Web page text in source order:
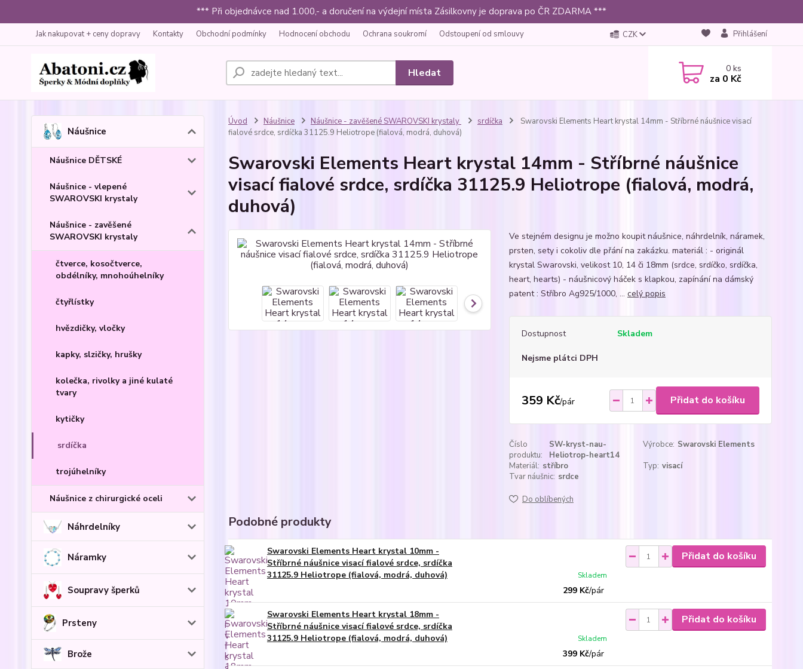
*** Při objednávce nad 1.000,- a doručení na výdejní místa Zásilkovny je doprava po ČR ZDARMA ***
Jak nakupovat + ceny dopravy Kontakty Obchodní podmínky Hodnocení obchodu Ochrana soukromí Odstoupení od smlouvy CZK Přihlášení
Hledat 0ks
za 0 Kč
Náušnice
Náušnice DĚTSKÉ
Náušnice - vlepené
SWAROVSKI krystaly
Náušnice - zavěšené
SWAROVSKI krystaly
čtverce, kosočtverce,
obdélníky, mnohoúhelníky
čtyřlístky
hvězdičky, vločky
kapky, slzičky, hrušky
kolečka, rivolky a jiné kulaté
tvary
kytičky
srdíčka
trojúhelníky
Náušnice z chirurgické oceli
Náhrdelníky
Náramky
Soupravy šperků
Prsteny
Brože
Úvod Náušnice Náušnice - zavěšené SWAROVSKI krystaly srdíčka
Swarovski Elements Heart krystal 14mm - Stříbrné náušnice visací
fialové srdce, srdíčka 31125.9 Heliotrope (fialová, modrá, duhová)
Swarovski Elements Heart krystal 14mm - Stříbrné náušnice
visací fialové srdce, srdíčka 31125.9 Heliotrope (fialová, modrá,
duhová)
Ve stejném designu je možno koupit náušnice, náhrdelník, náramek,
prsten, sety i cokoliv dle přání na zakázku. materiál : - originál
krystal Swarovski, velikost 10, 14 či 18mm (srdce, srdíčko, srdíčka,
heart, hearts) - náušnicový háček s klapkou, zapínání na dámský
patent : Stříbro Ag925/1000, ... celý popis
Dostupnost Skladem
Nejsme plátci DPH
359 Kč/pár Přidat do košíku
Číslo
produktu:
SW-kryst-nau-
Heliotrop-heart14
Výrobce: Swarovski Elements
Materiál: stříbro Typ: visací
Tvar náušnic: srdce
Do oblíbených
Podobné produkty
Swarovski Elements Heart krystal 10mm -
Stříbrné náušnice visací fialové srdce, srdíčka
31125.9 Heliotrope (fialová, modrá, duhová)
299 Kč/pár
Skladem
Přidat do košíku
Swarovski Elements Heart krystal 18mm -
Stříbrné náušnice visací fialové srdce, srdíčka
31125.9 Heliotrope (fialová, modrá, duhová)
399 Kč/pár
Skladem
Přidat do košíku